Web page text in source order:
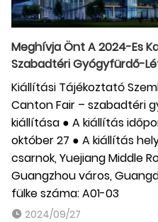
Meghívja Önt A 2024-Es
Szabadtéri Gyógyfürdő-
Kiállítási Tájékoztató
Canton Fair – szabadtéri
kiállítása ● A kiállítás
október 27 ● A kiállítás
csarnok, Yuejiang Middle
Guangzhou város,
fülke száma: A01-03
2024/09/27